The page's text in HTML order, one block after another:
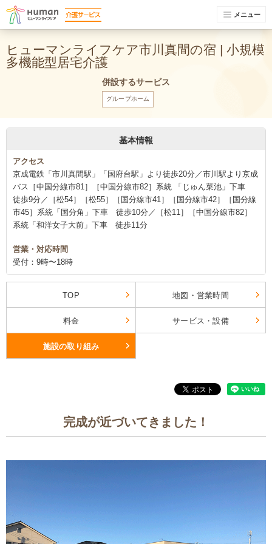
メニュー
ヒューマンライフケア市川真間の宿 | 小規模
多機能型居宅介護
併設するサービス
グループホーム
基本情報
アクセス
京成電鉄「市川真間駅」「国府台駅」より徒歩20分／市川駅より京成
バス［中国分線市81］［中国分線市82］系統 「じゅん菜池」下車
徒歩9分／［松54］［松55］［国分線市41］［国分線市42］［国分線
市45］系統「国分角」下車 徒歩10分／［松11］［中国分線市82］
系統「和洋女子大前」下車 徒歩11分
営業・対応時間
受付：9時〜18時
TOP 地図・営業時間
料金 サービス・設備
施設の取り組み
完成が近づいてきました！